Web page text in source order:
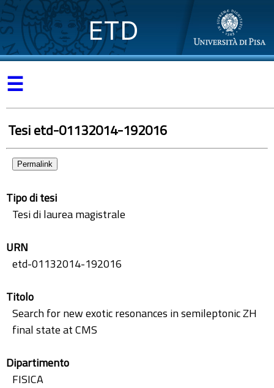
ETD
☰
Tesi etd-01132014-192016
Permalink
Tipo di tesi
Tesi di laurea magistrale
URN
etd-01132014-192016
Titolo
Search for new exotic resonances in semileptonic ZH
final state at CMS
Dipartimento
FISICA